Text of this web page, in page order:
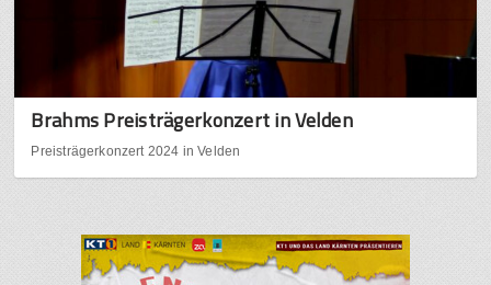
Brahms Preisträgerkonzert in Velden
Preisträgerkonzert 2024 in Velden